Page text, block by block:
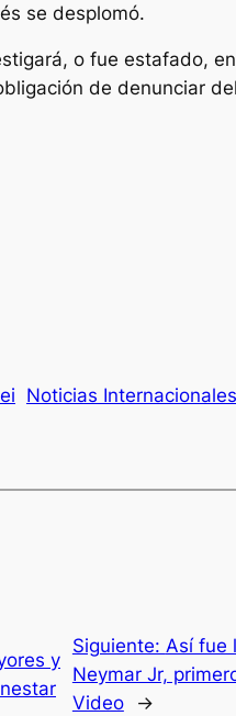
se desplomó.
o fue estafado,
de denunciar
Noticias Internacionales
y
Siguiente: Así fue
Neymar Jr,
Video
→